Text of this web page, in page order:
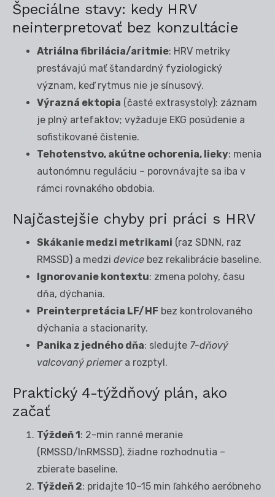
Špeciálne stavy: kedy HRV
neinterpretovať bez konzultácie
Atriálna fibrilácia/aritmie: HRV metriky
prestávajú mať štandardný fyziologický
význam, keď rytmus nie je sínusový.
Výrazná ektopia (časté extrasystoly): záznam
je plný artefaktov; vyžaduje EKG posúdenie a
sofistikované čistenie.
Tehotenstvo, akútne ochorenia, lieky: menia
autonómnu reguláciu – porovnávajte sa iba v
rámci rovnakého obdobia.
Najčastejšie chyby pri práci s HRV
Skákanie medzi metrikami (raz SDNN, raz
RMSSD) a medzi device bez rekalibrácie baseline.
Ignorovanie kontextu: zmena polohy, času
dňa, dýchania.
Preinterpretácia LF/HF bez kontrolovaného
dýchania a stacionarity.
Panika z jedného dňa: sledujte 7-dňový
valcovaný priemera rozptyl.
Praktický 4-týždňový plán, ako
začať
Týždeň 1 : 2-min ranné meranie
(RMSSD/lnRMSSD), žiadne rozhodnutia –
zbierate baseline.
Týždeň 2: pridajte 10–15 min ľahkého aeróbneho